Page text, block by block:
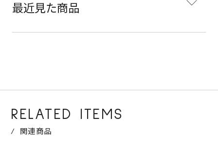
最近見た商品
RELATED ITEMS
関連商品